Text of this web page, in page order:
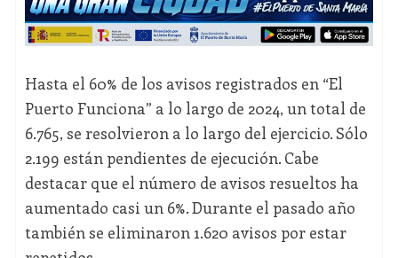
Hasta el 60% de los avisos registrados en “El
Puerto Funciona” a lo largo de 2024, un total de
6.765, se resolvieron a lo largo del ejercicio. Sólo
2.199 están pendientes de ejecución. Cabe
destacar que el número de avisos resueltos ha
aumentado casi un 6%. Durante el pasado año
también se eliminaron 1.620 avisos por estar